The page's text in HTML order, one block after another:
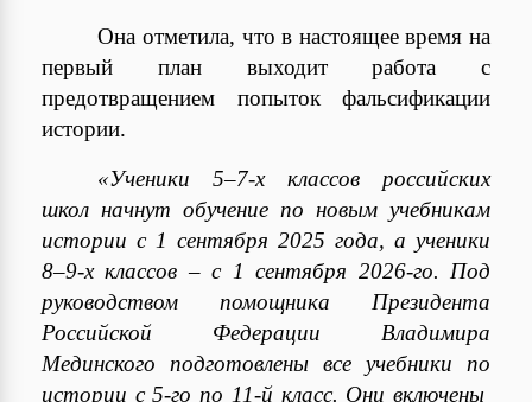
Она отметила, что в настоящее время на
первый план выходит работа с
предотвращением попыток фальсификации
истории.
«Ученики 5–7-х классов российских
школ начнут обучение по новым учебникам
истории с 1 сентября 2025 года, а ученики
8–9-х классов – с 1 сентября 2026-го. Под
руководством помощника Президента
Российской Федерации Владимира
Мединского подготовлены все учебники по
истории с 5-го по 11-й класс. Они включены